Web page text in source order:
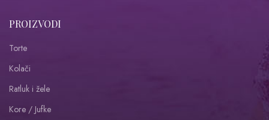
PROIZVODI
Torte
Kolači
Ratluk i žele
Kore / Jufke